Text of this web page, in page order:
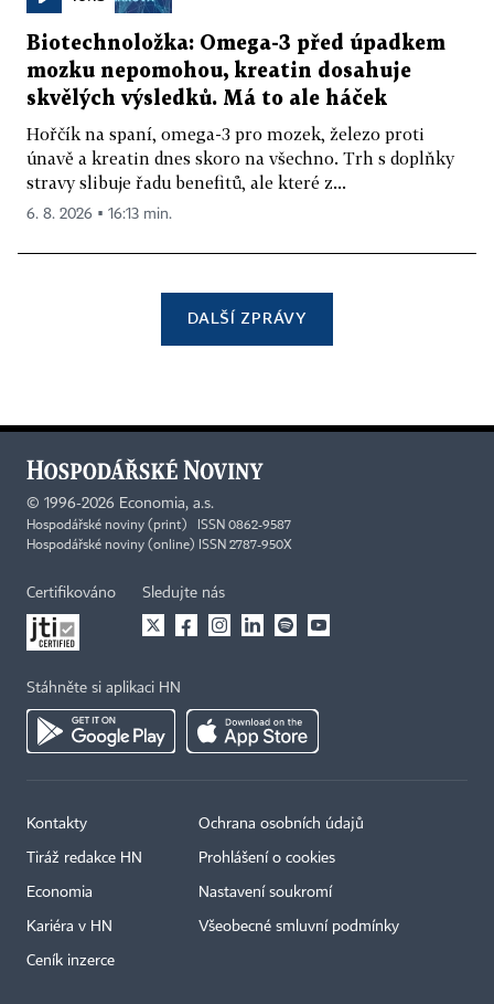
Biotechnoložka: Omega-3 před úpadkem
mozku nepomohou, kreatin dosahuje
skvělých výsledků. Má to ale háček
Hořčík na spaní, omega-3 pro mozek, železo proti
únavě a kreatin dnes skoro na všechno. Trh s doplňky
stravy slibuje řadu benefitů, ale které z...
6. 8. 2026 ▪ 16:13 min.
DALŠÍ ZPRÁVY
© 1996-2026 Economia, a.s.
Hospodářské noviny (print) ISSN 0862-9587
Hospodářské noviny (online) ISSN 2787-950X
Certifikováno Sledujte nás
Stáhněte si aplikaci HN
Kontakty
Tiráž redakce HN
Economia
Kariéra v HN
Ceník inzerce
Ochrana osobních údajů
Prohlášení o cookies
Nastavení soukromí
Všeobecné smluvní podmínky